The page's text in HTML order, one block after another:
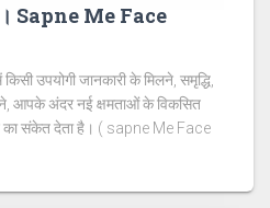
। Sapne Me Face
उपयोगी जानकारी के मिलने, समृद्धि,
आपके अंदर नई क्षमताओं के विकसित
का संकेत देता है। ( sapne Me Face